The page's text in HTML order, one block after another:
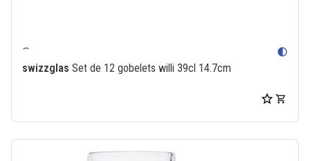
contrast
swizzglas Set de 12 gobelets willi 39cl 14.7cm